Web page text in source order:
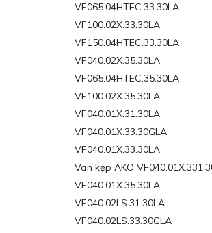
VF065.04HTEC.33.30LA
VF100.02X.33.30LA
VF150.04HTEC.33.30LA
VF040.02X.35.30LA
VF065.04HTEC.35.30LA
VF100.02X.35.30LA
VF040.01X.31.30LA
VF040.01X.33.30GLA
VF040.01X.33.30LA
Van kẹp AKO
VF040.01X.35.30LA
VF040.02LS.31.30LA
VF040.02LS.33.30GLA